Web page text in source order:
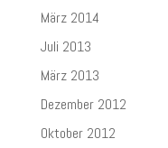
März 2014
Juli 2013
März 2013
Dezember 2012
Oktober 2012